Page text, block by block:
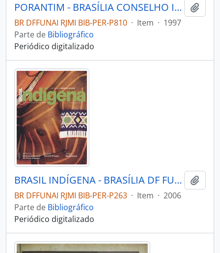
PORANTIM - BRASÍLIA CONSELHO INDIGENISTA MISSIONÁRIO - 1997 - Nº196
BR DFFUNAI RJMI BIB-PER-P810 · Item · 1997
Parte de Bibliográfico
Periódico digitalizado
BRASIL INDÍGENA - BRASÍLIA DF FUNDAÇÃO NACIONAL DO ÍNDIO - 2006 - Nº02
BR DFFUNAI RJMI BIB-PER-P263 · Item · 2006
Parte de Bibliográfico
Periódico digitalizado